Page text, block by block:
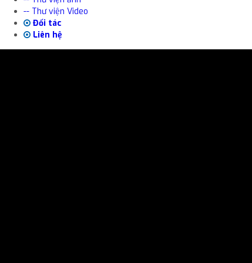
-- Thư viện Video
Đối tác
Liên hệ